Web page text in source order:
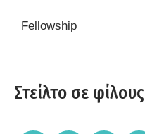
Fellowship
Στείλτο σε φίλους